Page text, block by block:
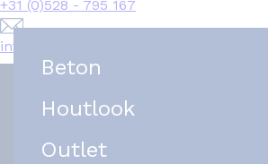
+31 (0)528 - 795 167
info@het-tegelplein.nl
Beton
Houtlook
Outlet